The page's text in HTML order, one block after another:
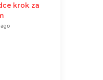
krok za